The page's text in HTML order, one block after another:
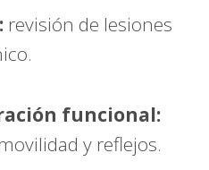
revisión de lesiones
funcional:
y reflejos.